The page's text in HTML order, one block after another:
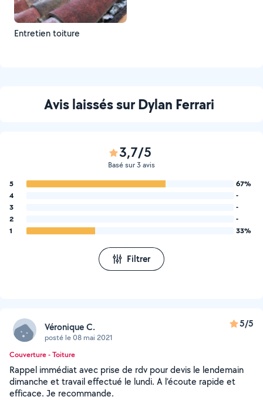
Entretien toiture
Avis laissés sur Dylan Ferrari
3,7/5
Basé sur 3 avis
5
67%
4
-
3
-
2
-
1
33%
Filtrer
Véronique C.
posté le 08 mai 2021
5/5
Couverture - Toiture
Rappel immédiat avec prise de rdv pour devis le lendemain
dimanche et travail effectué le lundi. A l’écoute rapide et
efficace. Je recommande.